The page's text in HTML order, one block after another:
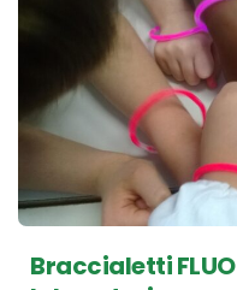
Braccialetti